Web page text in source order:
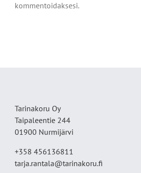
kommentoidaksesi.
Tarinakoru Oy
Taipaleentie 244
01900 Nurmijärvi
+358 456136811
tarja.rantala@tarinakoru.fi